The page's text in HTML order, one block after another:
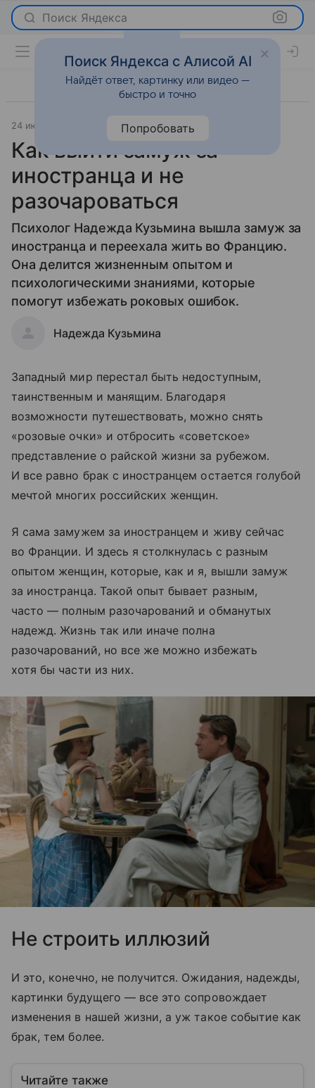
Поиск Яндекса
24 июля 2018 Отношения
Как выйти замуж за
иностранца и не
разочароваться
Психолог Надежда Кузьмина вышла замуж за
иностранца и переехала жить во Францию.
Она делится жизненным опытом и
психологическими знаниями, которые
помогут избежать роковых ошибок.
Надежда Кузьмина
Западный мир перестал быть недоступным,
таинственным и манящим. Благодаря
возможности путешествовать, можно снять
«розовые очки» и отбросить «советское»
представление о райской жизни за рубежом.
И все равно брак с иностранцем остается голубой
мечтой многих российских женщин.
Я сама замужем за иностранцем и живу сейчас
во Франции. И здесь я столкнулась с разным
опытом женщин, которые, как и я, вышли замуж
за иностранца. Такой опыт бывает разным,
часто — полным разочарований и обманутых
надежд. Жизнь так или иначе полна
разочарований, но все же можно избежать
хотя бы части из них.
Не строить иллюзий
И это, конечно, не получится. Ожидания, надежды,
картинки будущего — все это сопровождает
изменения в нашей жизни, а уж такое событие как
брак, тем более.
Читайте также
Поиск Яндекса с Алисой AI
Найдёт ответ, картинку или видео —
быстро и точно
Попробовать